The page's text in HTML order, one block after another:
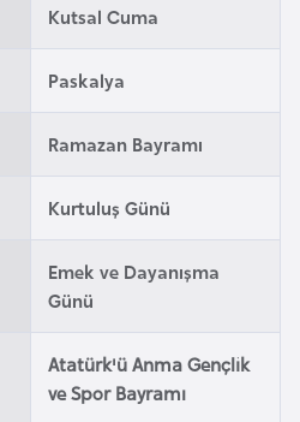
Kutsal Cuma
Paskalya
Ramazan Bayramı
Kurtuluş Günü
Emek ve Dayanışma
Günü
Atatürk'ü Anma Gençlik
ve Spor Bayramı